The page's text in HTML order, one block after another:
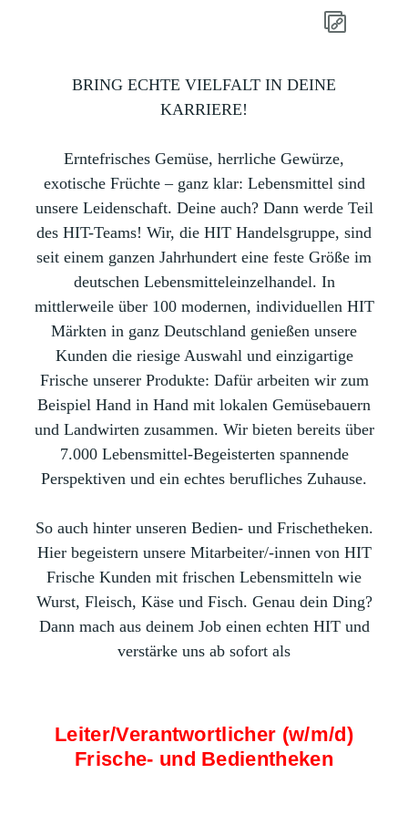
BRING ECHTE VIELFALT IN DEINE
KARRIERE!
Erntefrisches Gemüse, herrliche Gewürze,
exotische Früchte – ganz klar: Lebensmittel sind
unsere Leidenschaft. Deine auch? Dann werde Teil
des HIT-Teams! Wir, die HIT Handelsgruppe, sind
seit einem ganzen Jahrhundert eine feste Größe im
deutschen Lebensmitteleinzelhandel. In
mittlerweile über 100 modernen, individuellen HIT
Märkten in ganz Deutschland genießen unsere
Kunden die riesige Auswahl und einzigartige
Frische unserer Produkte: Dafür arbeiten wir zum
Beispiel Hand in Hand mit lokalen Gemüsebauern
und Landwirten zusammen. Wir bieten bereits über
7.000 Lebensmittel-Begeisterten spannende
Perspektiven und ein echtes berufliches Zuhause.
So auch hinter unseren Bedien- und Frischetheken.
Hier begeistern unsere Mitarbeiter/-innen von HIT
Frische Kunden mit frischen Lebensmitteln wie
Wurst, Fleisch, Käse und Fisch. Genau dein Ding?
Dann mach aus deinem Job einen echten HIT und
verstärke uns ab sofort als
Leiter/Verantwortlicher (w/m/d)
Frische- und Bedientheken